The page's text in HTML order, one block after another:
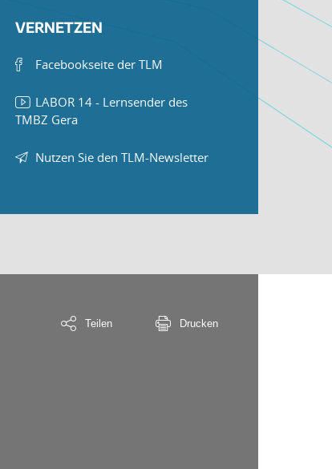
VERNETZEN
Facebookseite der TLM
LABOR 14 - Lernsender des
TMBZ Gera
Nutzen Sie den TLM-Newsletter
Teilen Drucken